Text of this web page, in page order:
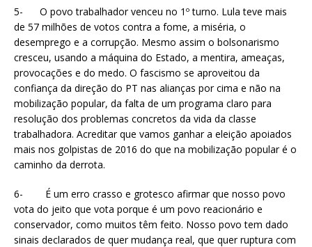
5- O povo trabalhador venceu no 1º turno. Lula teve mais
de 57 milhões de votos contra a fome, a miséria, o
desemprego e a corrupção. Mesmo assim o bolsonarismo
cresceu, usando a máquina do Estado, a mentira, ameaças,
provocações e do medo. O fascismo se aproveitou da
confiança da direção do PT nas alianças por cima e não na
mobilização popular, da falta de um programa claro para
resolução dos problemas concretos da vida da classe
trabalhadora. Acreditar que vamos ganhar a eleição apoiados
mais nos golpistas de 2016 do que na mobilização popular é o
caminho da derrota.
6- É um erro crasso e grotesco afirmar que nosso povo
vota do jeito que vota porque é um povo reacionário e
conservador, como muitos têm feito. Nosso povo tem dado
sinais declarados de quer mudança real, que quer ruptura com